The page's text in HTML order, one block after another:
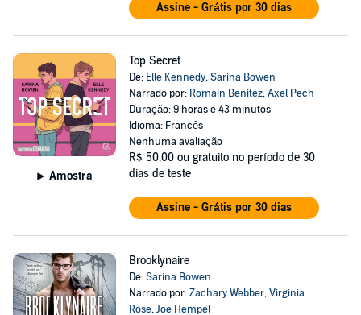
Assine - Grátis por 30 dias
Amostra
Top Secret
De: Elle Kennedy,Sarina Bowen
Narrado por: Romain Benitez,Axel Pech
Duração: 9 horas e 43 minutos
Idioma: Francês
Nenhuma avaliação
R$ 50,00 ou gratuito no período de 30
dias de teste
Assine - Grátis por 30 dias
Brooklynaire
De:Sarina Bowen
Narrado por:Zachary Webber,Virginia
Rose,Joe Hempel